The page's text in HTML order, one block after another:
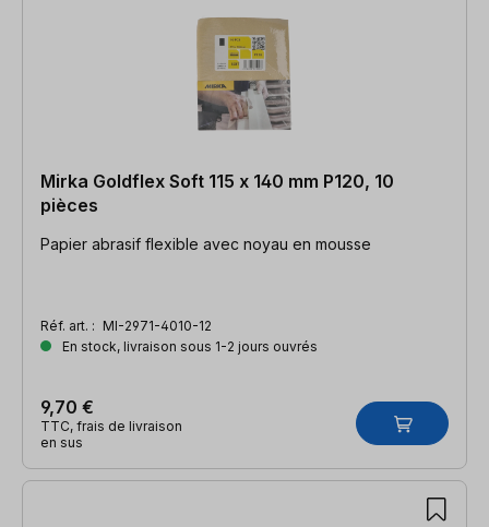
Mirka Goldflex Soft 115 x 140 mm P120, 10
pièces
Papier abrasif flexible avec noyau en mousse
Réf. art. : MI-2971-4010-12
En stock, livraison sous 1-2 jours ouvrés
9,70 €
TTC, frais de livraison
en sus